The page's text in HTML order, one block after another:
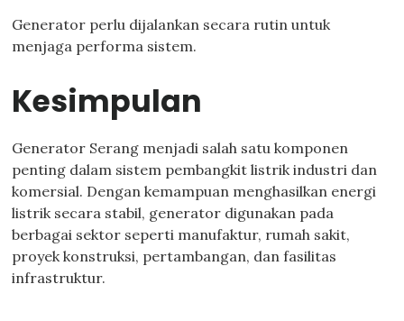
Generator perlu dijalankan secara rutin untuk
menjaga performa sistem.
Kesimpulan
Generator Serang menjadi salah satu komponen
penting dalam sistem pembangkit listrik industri dan
komersial. Dengan kemampuan menghasilkan energi
listrik secara stabil, generator digunakan pada
berbagai sektor seperti manufaktur, rumah sakit,
proyek konstruksi, pertambangan, dan fasilitas
infrastruktur.